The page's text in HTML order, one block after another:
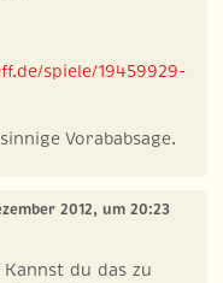
spiele/19459929-
Vorababsage.
2012, um 20:23
du das zu